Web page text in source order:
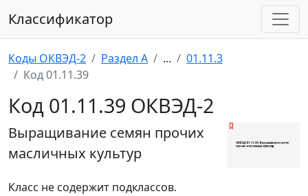
Классификатор
Коды ОКВЭД-2 Раздел A ...
01.11.3
Код 01.11.39
Код 01.11.39 ОКВЭД-2
Выращивание семян прочих
масличных культур
Класс не содержит подклассов.